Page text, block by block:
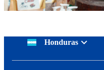
Honduras